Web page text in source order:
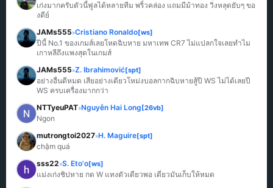
เก่งมากครับตัวนี้ฟูลได้หลายทีม พริ้วคล่อง แถมมีม้าทอง วิ่งหลุดยับๆ ขอ
งดีย์
JAMs555»Cristiano Ronaldo[ws]
ปีนี้ No.1 ของเกมส์เลยโหดฉิบหาย มหาเทพ CR7 ไม่แปลกใจเลยทำไม
เกาหลีถึงแพงสุดในเกมส์
JAMs555»Z. Ibrahimović[spt]
อย่างอื่นดีหมด เสียอย่างเดียวโหม่งบอลกากฉิบหายสู้ปี WS ไม่ได้เลยปี
WS ครบเครื่องมากกว่า
NTTyeuPAT»Nguyễn Hai Long[26vb]
Ngon
mutrongtoi2027»H. Maguire[spt]
chậm quá
sss22»S. Eto'o[ws]
แม่งเก่งชิปหาย กด W แทงตัวเดียวพอ เดี๋ยวมันเก็บให้หมด